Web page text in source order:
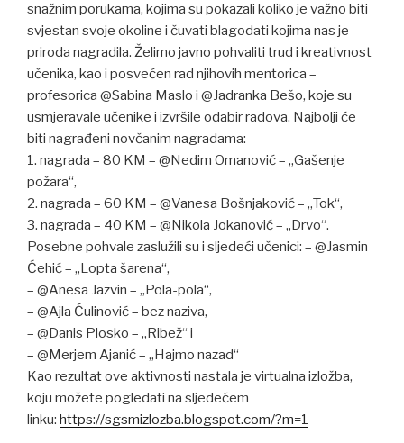
snažnim porukama, kojima su pokazali koliko je važno biti
svjestan svoje okoline i čuvati blagodati kojima nas je
priroda nagradila. Želimo javno pohvaliti trud i kreativnost
učenika, kao i posvećen rad njihovih mentorica –
profesorica @Sabina Maslo i @Jadranka Bešo, koje su
usmjeravale učenike i izvršile odabir radova. Najbolji će
biti nagrađeni novčanim nagradama:
1. nagrada – 80 KM – @Nedim Omanović – „Gašenje
požara“,
2. nagrada – 60 KM – @Vanesa Bošnjaković – „Tok“,
3. nagrada – 40 KM – @Nikola Jokanović – „Drvo“.
Posebne pohvale zaslužili su i sljedeći učenici: – @Jasmin
Ćehić – „Lopta šarena“,
– @Anesa Jazvin – „Pola-pola“,
– @Ajla Ćulinović – bez naziva,
– @Danis Plosko – „Ribež“ i
– @Merjem Ajanić – „Hajmo nazad“
Kao rezultat ove aktivnosti nastala je virtualna izložba,
koju možete pogledati na sljedećem
linku: https://sgsmizlozba.blogspot.com/?m=1